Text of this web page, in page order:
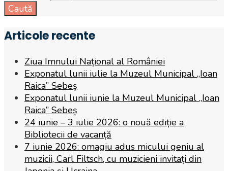
Caută
Articole recente
Ziua Imnului Național al României
Exponatul lunii iulie la Muzeul Municipal „Ioan
Raica” Sebeş
Exponatul lunii iunie la Muzeul Municipal „Ioan
Raica” Sebeș
24 iunie – 3 iulie 2026: o nouă ediție a
Bibliotecii de vacanță
7 iunie 2026: omagiu adus micului geniu al
muzicii, Carl Filtsch, cu muzicieni invitați din